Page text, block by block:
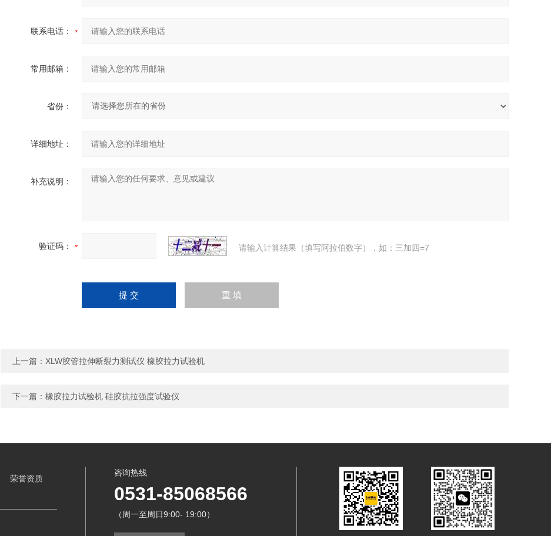
联系电话：
常用邮箱：
省份：
详细地址：
补充说明：
验证码： 请输入计算结果（填写阿拉伯数字），如：三加四=7
上一篇： XLW胶管拉伸断裂力测试仪 橡胶拉力试验机
下一篇： 橡胶拉力试验机 硅胶抗拉强度试验仪
荣誉资质
咨询热线
0531-85068566
（周一至周日9:00- 19:00）